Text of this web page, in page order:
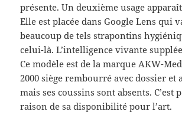
présente. Un deuxième usage
Elle est placée dans Google Lens qui
beaucoup de tels strapontins
celui-là. L’intelligence vivante
Ce modèle est de la marque AKW-
2000 siège rembourré avec dossier et
mais ses coussins sont absents. C’est
raison de sa disponibilité pour l’art.